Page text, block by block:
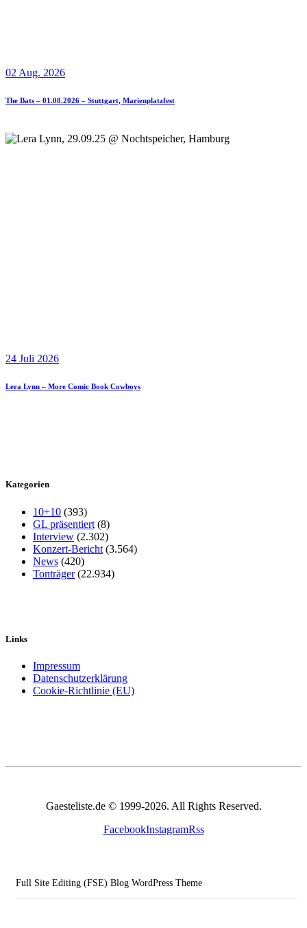
02 Aug. 2026
The Bats – 01.08.2026 – Stuttgart, Marienplatzfest
24 Juli 2026
Lera Lynn – More Comic Book Cowboys
Kategorien
10+10 (393)
GL präsentiert (8)
Interview (2.302)
Konzert-Bericht (3.564)
News (420)
Tonträger(22.934)
Links
Impressum
Datenschutzerklärung
Cookie-Richtlinie (EU)
Gaesteliste.de © 1999-2026. All Rights Reserved.
FacebookInstagramRss
Full Site Editing (FSE) Blog WordPress Theme